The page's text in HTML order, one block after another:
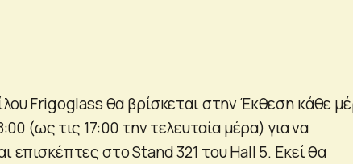
Frigoglass θα βρίσκεται στην Έκθεση κάθε
(ως τις 17:00 την τελευταία μέρα) για να
επισκέπτες στο Stand 321 του Hall 5. Εκεί θα